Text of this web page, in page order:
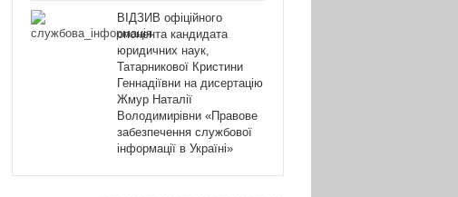
ВІДЗИВ офіційного
опонента кандидата
юридичних наук,
Татарникової Кристини
Геннадіївни на дисертацію
Жмур Наталії
Володимирівни «Правове
забезпечення службової
інформації в Україні»